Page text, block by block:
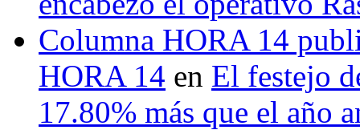
Columna HORA 14
HORA 14 en El festejo
17.80% más que el año